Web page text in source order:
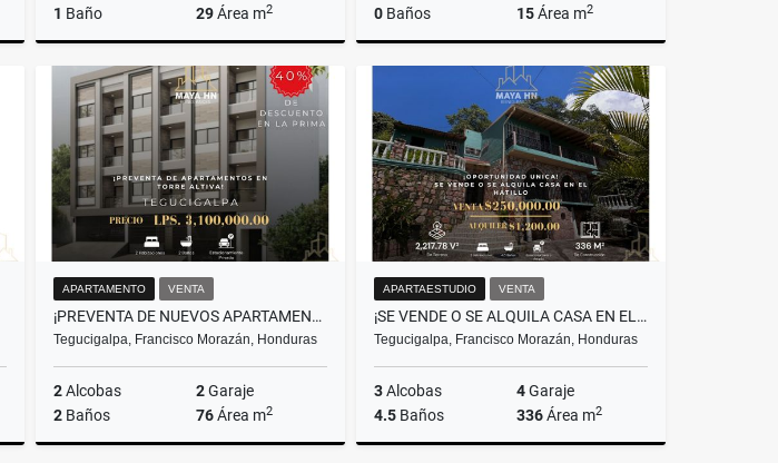
1 Baño 29Área m2
Venta
US$89,900
0 Baños 15Área m2
Venta
US$68,900
APARTAMENTO VENTA
¡PREVENTA DE NUEVOS APARTAMENTOS EN TORRE ALTIVA, TEGUCIGALPA!
Tegucigalpa, Francisco Morazán, Honduras
2Alcobas 2Garaje
2 Baños 76Área m2
APARTAESTUDIO VENTA
¡SE VENDE O SE ALQUILA CASA EN EL HATILLO, TEGUCIGALPA!
Tegucigalpa, Francisco Morazán, Honduras
3Alcobas 4Garaje
4.5 Baños 336Área m2